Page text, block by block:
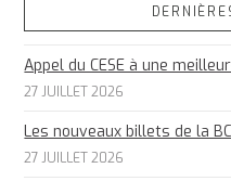
Appel du CESE à une
27 JUILLET 2026
Les nouveaux billets de la
27 JUILLET 2026